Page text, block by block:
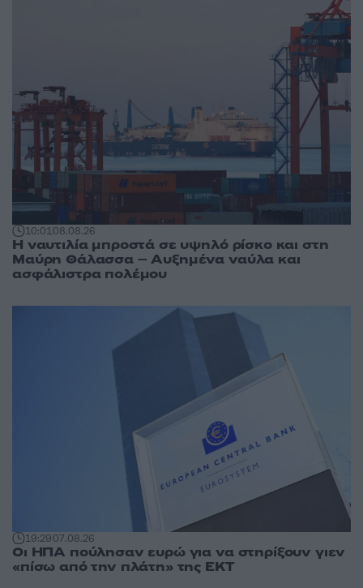
10:0108.08.26
Η ναυτιλία μπροστά σε υψηλό ρίσκο και στη
Μαύρη Θάλασσα – Αυξημένα ναύλα και
ασφάλιστρα πολέμου
19:2907.08.26
Οι ΗΠΑ πούλησαν ευρώ για να στηρίξουν γιεν
«πίσω από την πλάτη» της ΕΚΤ